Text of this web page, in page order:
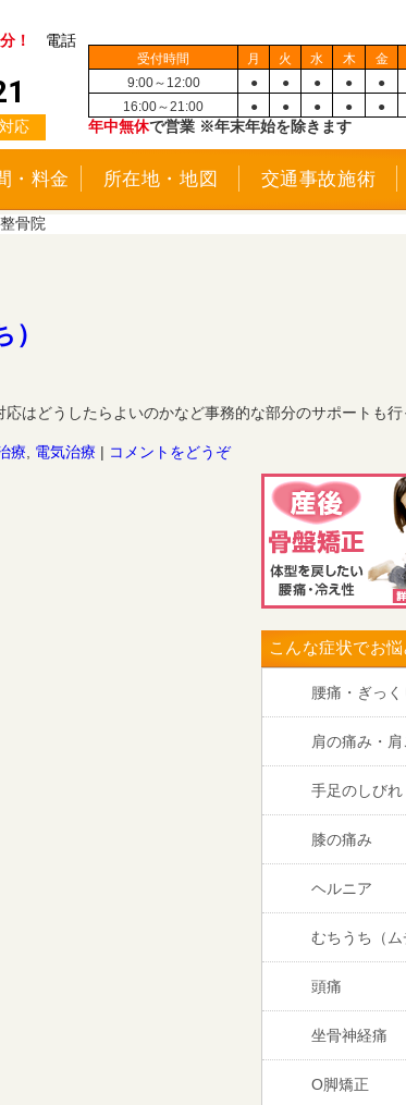
！
電話
応
受付時間 月 火 水 木 金
9:00～12:00
● ● ● ● ●
16:00～21:00
● ● ● ● ●
年中無休で営業 ※年末年始を除きます
・料金 所在地・地図 交通事故施術
はどうしたらよいのかなど事務的な部分のサポートも行
療 電気治療 | コメントをどうぞ
こんな症状でお
腰痛・ぎっ
肩の痛み・肩
手足のしびれ
膝の痛み
ヘルニア
むちうち（ム
頭痛
坐骨神経痛
O脚矯正